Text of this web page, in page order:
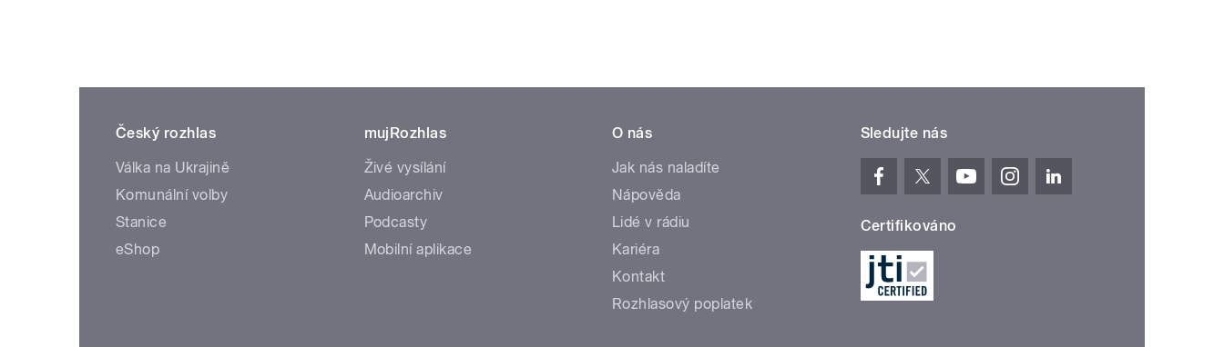
Český rozhlas
Válka na Ukrajině
Komunální volby
Stanice
eShop
mujRozhlas
Živé vysílání
Audioarchiv
Podcasty
Mobilní aplikace
O nás
Jak nás naladíte
Nápověda
Lidé v rádiu
Kariéra
Kontakt
Rozhlasový poplatek
Sledujte nás
Certifikováno